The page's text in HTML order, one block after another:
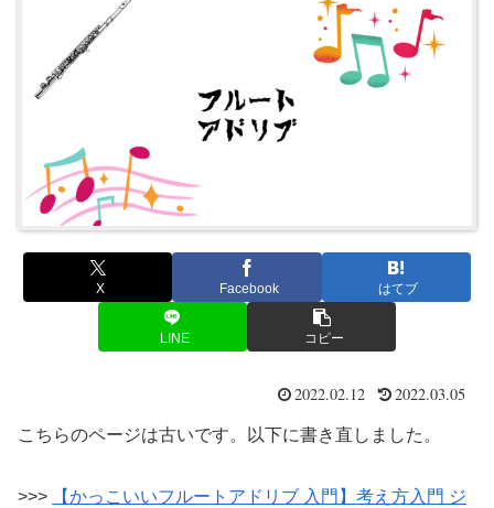
X Facebook はてブ
LINE コピー
2022.02.12 2022.03.05
こちらのページは古いです。以下に書き直しました。
>>>
【かっこいいフルートアドリブ 入門】考え方入門 ジ